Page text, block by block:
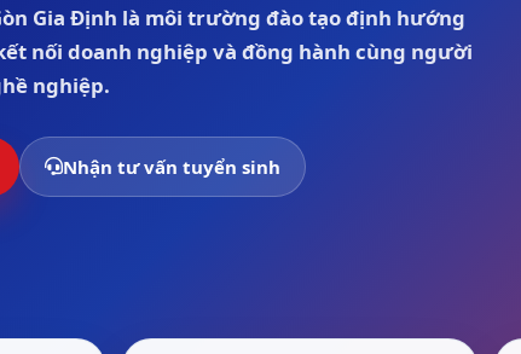
Gia Định là môi trường đào tạo định hướng
nối doanh nghiệp và đồng hành cùng người
nghiệp.
Nhận tư vấn tuyển sinh